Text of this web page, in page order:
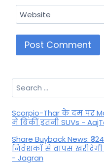
Website
Search
for:
Scorpio-Thar के दम पर
में बिकीं इतनी SUVs -
Share Buyback News:
निवेशकों से वापस
- Jagran